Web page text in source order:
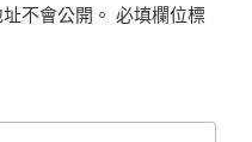
不會公開。 必填欄位標